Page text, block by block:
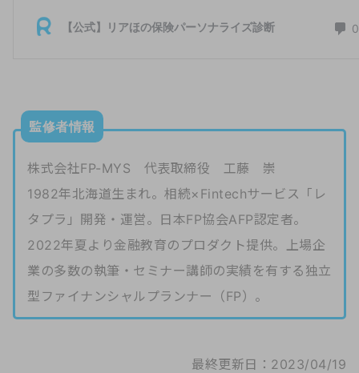
監修者情報
株式会社FP-MYS 代表取締役 工藤 崇
1982年北海道生まれ。相続×Fintechサービス「レ
タプラ」開発・運営。日本FP協会AFP認定者。
2022年夏より金融教育のプロダクト提供。上場企
業の多数の執筆・セミナー講師の実績を有する独立
型ファイナンシャルプランナー（FP）。
最終更新日：2023/04/19